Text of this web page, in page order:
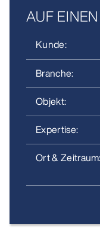
AUF
Kunde:
Branche:
Objekt:
Expertise:
Ort & Zeitraum: